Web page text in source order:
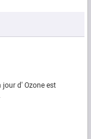
d' Ozone est